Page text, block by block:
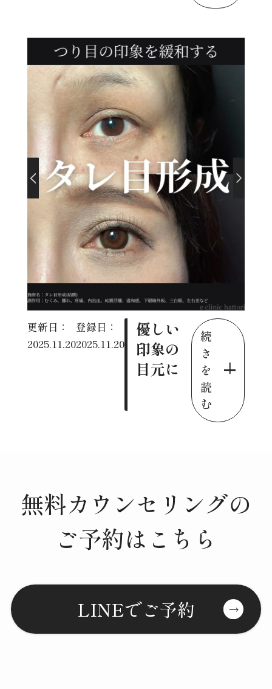
更新日：
2025.11.20
登録日：
2025.11.20
優しい
印象の
目元に
続
き
を
読
む
無料カウンセリングの
ご予約はこちら
LINEでご予約